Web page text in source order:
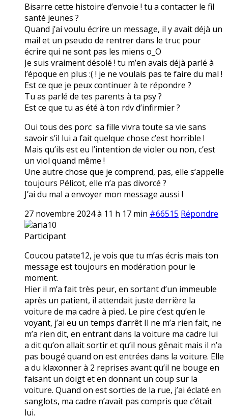
Bisarre cette histoire d’envoie ! tu a contacter le fil
santé jeunes ?
Quand j’ai voulu écrire un message, il y avait déjà un
mail et un pseudo de rentrer dans le truc pour
écrire qui ne sont pas les miens o_O
Je suis vraiment désolé ! tu m’en avais déjà parlé à
l’époque en plus :( ! je ne voulais pas te faire du mal !
Est ce que je peux continuer à te répondre ?
Tu as parlé de tes parents à ta psy ?
Est ce que tu as été à ton rdv d’infirmier ?
Oui tous des porc sa fille vivra toute sa vie sans
savoir s’il lui a fait quelque chose c’est horrible !
Mais qu’ils est eu l’intention de violer ou non, c’est
un viol quand même !
Une autre chose que je comprend, pas, elle s’appelle
toujours Pélicot, elle n’a pas divorcé ?
J’ai du mal a envoyer mon message aussi !
27 novembre 2024 à 11 h 17 min #66515 Répondre
aria10
Participant
Coucou patate12, je vois que tu m’as écris mais ton
message est toujours en modération pour le
moment.
Hier il m’a fait très peur, en sortant d’un immeuble
après un patient, il attendait juste derrière la
voiture de ma cadre à pied. Le pire c’est qu’en le
voyant, j’ai eu un temps d’arrêt Il ne m’a rien fait, ne
m’a rien dit, en entrant dans la voiture ma cadre lui
a dit qu’on allait sortir et qu’il nous gênait mais il n’a
pas bougé quand on est entrées dans la voiture. Elle
a du klaxonner à 2 reprises avant qu’il ne bouge en
faisant un doigt et en donnant un coup sur la
voiture. Quand on est sorties de la rue, j’ai éclaté en
sanglots, ma cadre n’avait pas compris que c’était
lui.